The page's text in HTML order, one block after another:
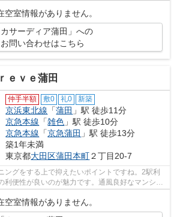
空室情報がありません。
カサーディア蒲田」への
お問い合わせはこちら
ｅｖｅ蒲田
仲手半額 敷0 礼0 新築
京浜東北線 「蒲田 」駅 徒歩11分
京急本線 「雑色 」駅 徒歩10分
京急本線 「京急蒲田 」駅 徒歩13分
築1年未満
東京都大田区蒲田本町２丁目20-7
ングをする上で抑えたいポイントですね。2駅利
利便性が良いのが魅力です。通風良好なマンショ
っています。...
空室情報がありません。